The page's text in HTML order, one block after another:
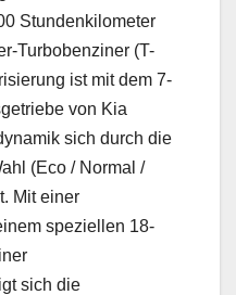
Stundenkilometer
Turbobenziner (T-
ist mit dem 7-
von Kia
sich durch die
(Eco / Normal /
Mit einer
speziellen 18-
sich die